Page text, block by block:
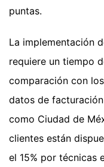
puntas.
La implementación
requiere un tiempo
comparación con
datos de
como Ciudad de
clientes están
el 15% por técnicas